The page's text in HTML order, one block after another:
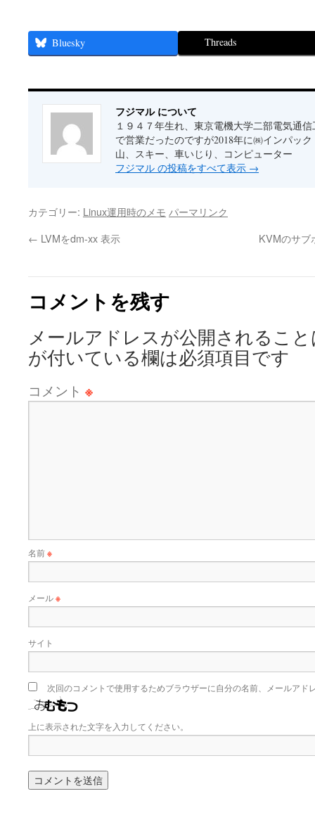
Bluesky Threads
フジマル について
１９４７年生れ、東京電機大学二部電気通
で営業だったのですが2018年に㈱インパッ
山、スキー、車いじり、コンピューター
フジマル の投稿をすべて表示 →
カテゴリー: Linux運用時のメモ パーマリンク
← LVMをdm-xx 表示 KVMのサブ
コメントを残す
メールアドレスが公開されるこ
が付いている欄は必須項目です
コメント ※
名前※
メール※
サイト
次回のコメントで使用するためブラウザーに自分の名前、メールアド
上に表示された文字を入力してください。